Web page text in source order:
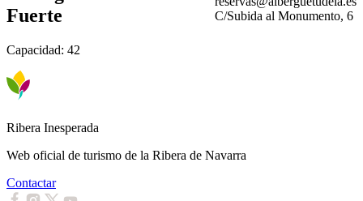
Fuerte
Capacidad: 42
C/Subida al Monumento, 6
Ribera Inesperada
Web oficial de turismo de la Ribera de Navarra
Contactar